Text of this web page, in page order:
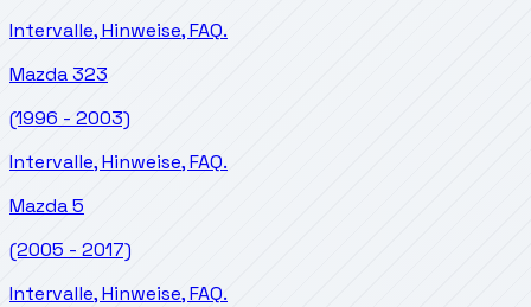
Intervalle, Hinweise, FAQ.
Mazda323
(1996 - 2003)
Intervalle, Hinweise, FAQ.
Mazda5
(2005 - 2017)
Intervalle, Hinweise, FAQ.